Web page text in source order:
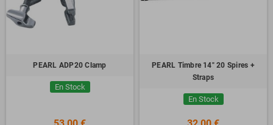
PEARL ADP20 Clamp
En Stock
PEARL Timbre 14" 20 Spires +
Straps
En Stock